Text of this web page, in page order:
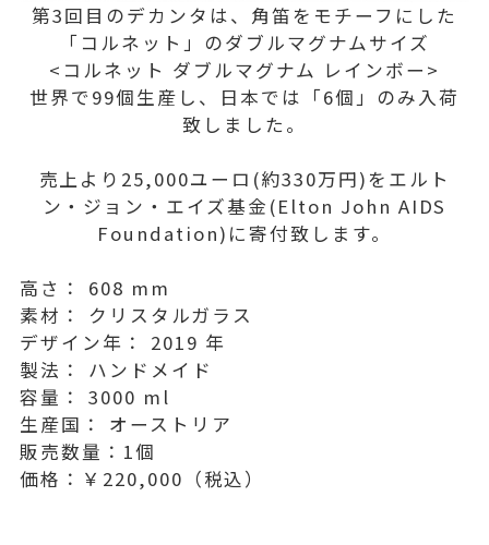
第3回目のデカンタは、角笛をモチーフにした
「コルネット」のダブルマグナムサイズ
<コルネット ダブルマグナム レインボー>
世界で99個生産し、日本では「6個」のみ入荷
致しました。
売上より25,000ユーロ(約330万円)をエルト
ン・ジョン・エイズ基金(Elton John AIDS
Foundation)に寄付致します。
高さ： 608 mm
素材： クリスタルガラス
デザイン年： 2019 年
製法： ハンドメイド
容量： 3000 ml
生産国： オーストリア
販売数量：1個
価格：￥220,000（税込）